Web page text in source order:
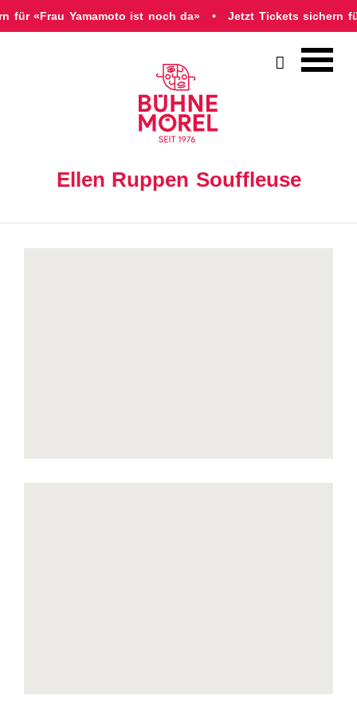
für «Frau Yamamoto ist noch da» Jetzt Tickets sichern

Ellen Ruppen Souffleuse